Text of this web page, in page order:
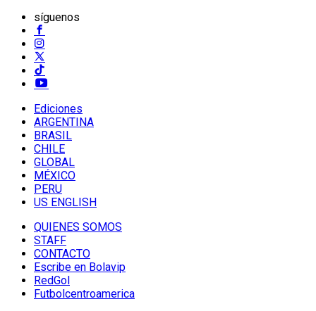
síguenos
Ediciones
ARGENTINA
BRASIL
CHILE
GLOBAL
MÉXICO
PERU
US ENGLISH
QUIENES SOMOS
STAFF
CONTACTO
Escribe en Bolavip
RedGol
Futbolcentroamerica